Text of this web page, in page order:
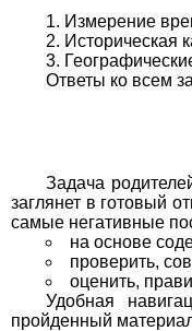
Измерение
Историческая
Ответы ко всем
Задача
заглянет в готовый
самые негативные
на основе
проверить,
оценить,
Удобная
пройденный